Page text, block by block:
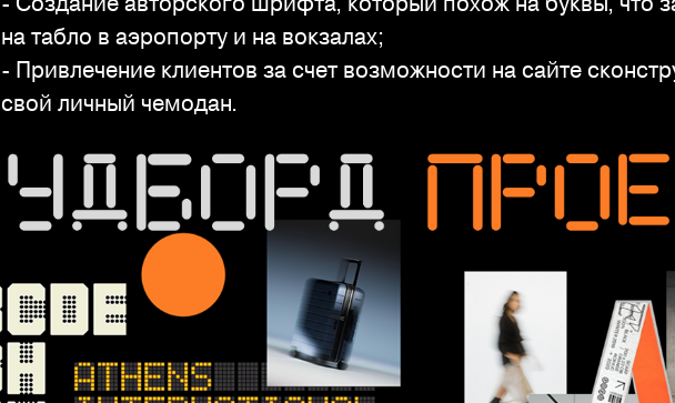
на табло в аэропорту и на вокзалах;
- Привлечение клиентов за счет возможности на сайте
свой личный чемодан.